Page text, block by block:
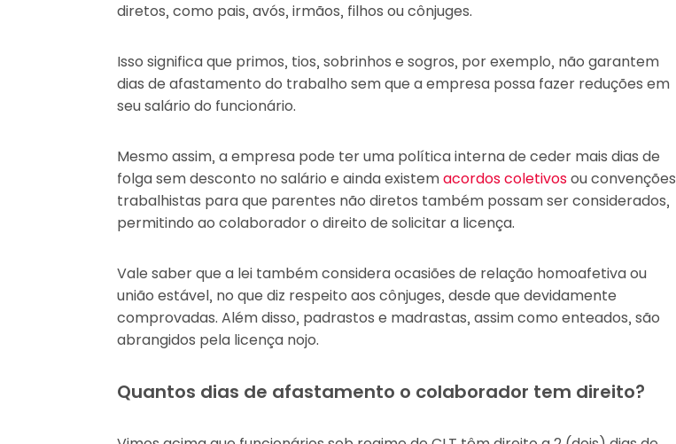
diretos, como pais, avós, irmãos, filhos ou cônjuges.
Isso significa que primos, tios, sobrinhos e sogros, por exemplo, não garantem
dias de afastamento do trabalho sem que a empresa possa fazer reduções em
seu salário do funcionário.
Mesmo assim, a empresa pode ter uma política interna de ceder mais dias de
folga sem desconto no salário e ainda existemacordos coletivosou convenções
trabalhistas para que parentes não diretos também possam ser considerados,
permitindo ao colaborador o direito de solicitar a licença.
Vale saber que a lei também considera ocasiões de relação homoafetiva ou
união estável, no que diz respeito aos cônjuges, desde que devidamente
comprovadas. Além disso, padrastos e madrastas, assim como enteados, são
abrangidos pela licença nojo.
Quantos dias de afastamento o colaborador tem direito?